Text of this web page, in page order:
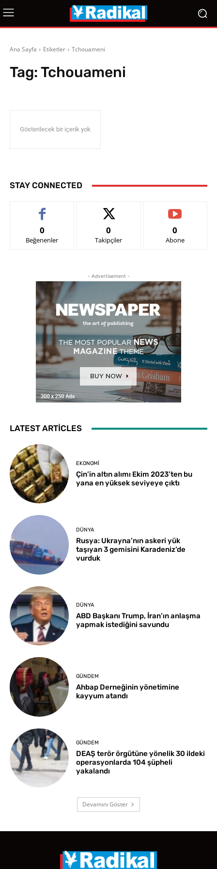
Ana Sayfa Etiketler Tchouameni
Tag:Tchouameni
Gösterilecek bir içerik yok
STAY CONNECTED
0
Beğenenler
0
Takipçiler
0
Abone
- Advertisement -
LATEST ARTICLES
EKONOMI
Çin’in altın alımı Ekim 2023’ten bu
yana en yüksek seviyeye çıktı
DÜNYA
Rusya: Ukrayna’nın askeri yük
taşıyan 3 gemisini Karadeniz’de
vurduk
DÜNYA
ABD Başkanı Trump, İran’ın anlaşma
yapmak istediğini savundu
GÜNDEM
Ahbap Derneğinin yönetimine
kayyum atandı
GÜNDEM
DEAŞ terör örgütüne yönelik 30 ildeki
operasyonlarda 104 şüpheli
yakalandı
Devamını Göster